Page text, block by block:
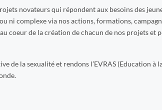
novateurs qui répondent aux besoins des
ni complexe via nos actions, formations,
au coeur de la création de chacun de nos projets
de la sexualité et rendons l’EVRAS (Education